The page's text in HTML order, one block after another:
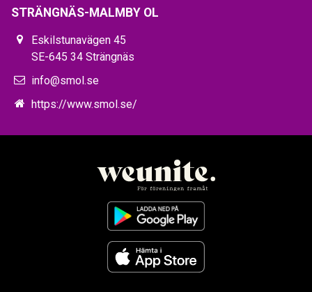
STRÄNGNÄS-MALMBY OL
Eskilstunavägen 45
SE-645 34 Strängnäs
info@smol.se
https://www.smol.se/